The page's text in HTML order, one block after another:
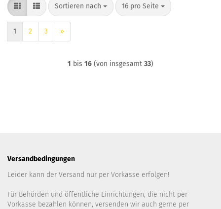
Sortieren nach
Sortieren nach 16 pro Seite
pro Seite
1 2 3 »
1 bis 16 (von insgesamt 33)
Versandbedingungen
Leider kann der Versand nur per Vorkasse erfolgen!
Für Behörden und öffentliche Einrichtungen, die nicht per
Vorkasse bezahlen können, versenden wir auch gerne per